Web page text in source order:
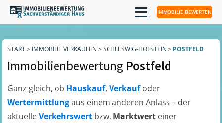
IMMOBILIE BEWERTEN
START> IMMOBILIE VERKAUFEN > SCHLESWIG-HOLSTEIN > POSTFELD
Immobilienbewertung Postfeld
Ganz gleich, ob Hauskauf, Verkaufoder
Wertermittlungaus einem anderen Anlass – der
aktuelleVerkehrswert bzw. Marktwert einer